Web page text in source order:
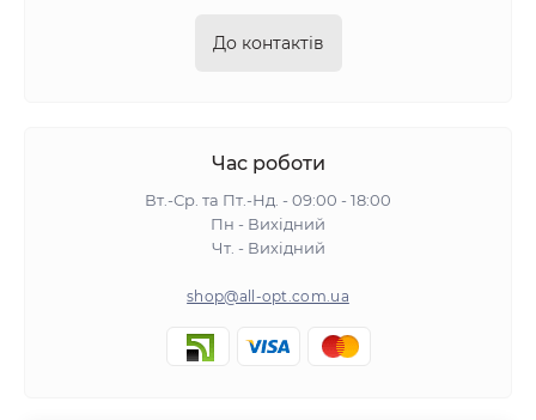
До контактів
Час роботи
Вт.-Ср. та Пт.-Нд. - 09:00 - 18:00
Пн - Вихідний
Чт. - Вихідний
shop@all-opt.com.ua